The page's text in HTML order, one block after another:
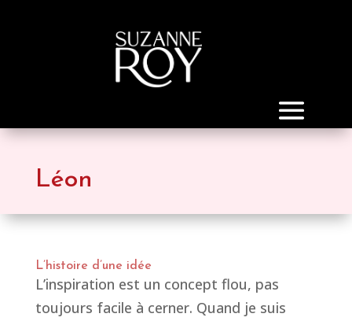
Léon
L’histoire d’une idée
L’inspiration est un concept flou, pas
toujours facile à cerner. Quand je suis